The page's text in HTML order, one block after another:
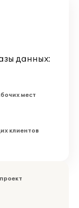
данных:
мест
клиентов